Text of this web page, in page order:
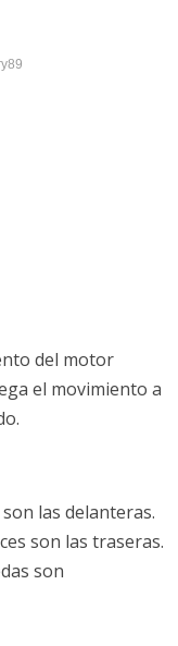
del motor
el movimiento a
las delanteras.
son las traseras.
son